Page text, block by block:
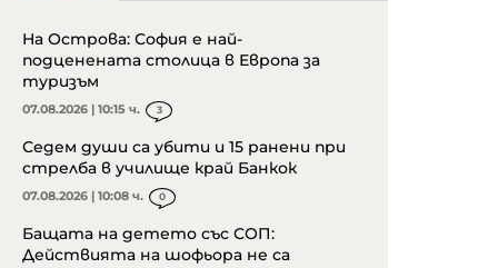
На Острова: София е най-
подценената столица в Европа за
туризъм
07.08.2026 | 10:15 ч. 3
Седем души са убити и 15 ранени при
стрелба в училище край Банкок
07.08.2026 | 10:08 ч. 0
Бащата на детето със СОП:
Действията на шофьора не са